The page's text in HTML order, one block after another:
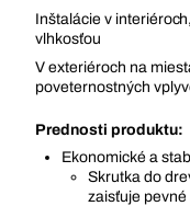
Inštalácie v
vlhkosťou
V exteriéroch na
poveternostných
Prednosti produktu:
Ekonomické a
Skrutka do
zaisťuje pevné